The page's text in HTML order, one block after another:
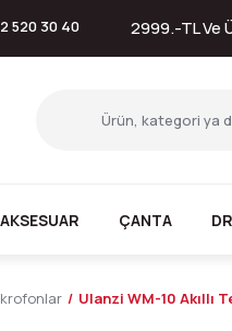
520 30 40 2999.-TL Ve
AKSESUAR ÇANTA
Ulanzi WM-10